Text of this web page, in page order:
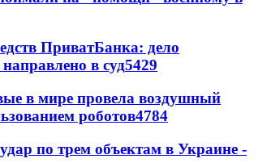
ПриватБанка: дело
в суд5429
в мире провела воздушный
роботов4784
по трем объектам в Украине -